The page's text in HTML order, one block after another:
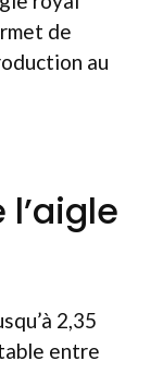
de
au
2,35
entre